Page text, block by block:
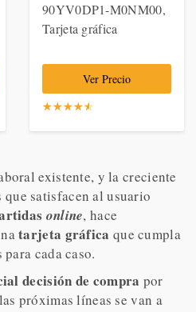
90YV0DP1-M0NM00,
Tarjeta gráfica
Ver Precio
☆☆☆☆☆
★★★★★
existente, y la creciente
que satisfacen al usuario
online, hace
tarjeta gráfica que cumpla
cada caso.
decisión de compra por
próximas líneas se van a